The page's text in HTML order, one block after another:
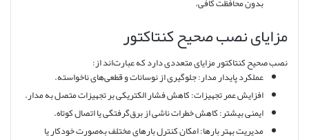
مزایای نصب صحیح کنتاکتور
نصب صحیح کنتاکتور مزایای متعددی دارد که عبارت‌اند از:
عملکرد پایدار مدار: جلوگیری از نوسانات و قطعی‌های ناخواسته.
افزایش عمر تجهیزات: کاهش فشار الکتریکی بر تجهیزات متصل به مدار.
ایمنی بیشتر: کاهش خطرات ناشی از برق‌گرفتگی یا اتصال کوتاه.
مدیریت بهتر بارها: امکان کنترل بارهای مختلف به‌صورت خودکار یا